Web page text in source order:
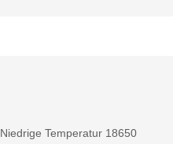
Niedrige Temperatur 18650